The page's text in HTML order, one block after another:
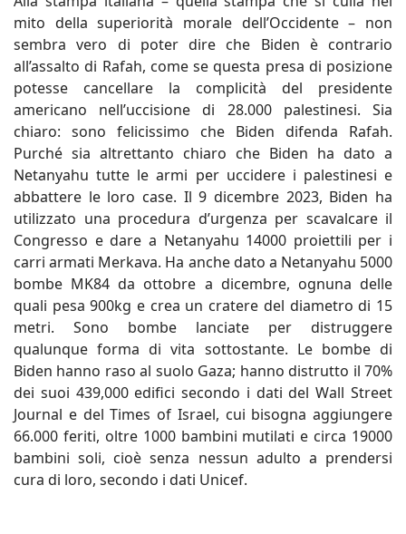
mito della superiorità morale dell’Occidente – non
sembra vero di poter dire che Biden è contrario
all’assalto di Rafah, come se questa presa di posizione
potesse cancellare la complicità del presidente
americano nell’uccisione di 28.000 palestinesi. Sia
chiaro: sono felicissimo che Biden difenda Rafah.
Purché sia altrettanto chiaro che Biden ha dato a
Netanyahu tutte le armi per uccidere i palestinesi e
abbattere le loro case. Il 9 dicembre 2023, Biden ha
utilizzato una procedura d’urgenza per scavalcare il
Congresso e dare a Netanyahu 14000 proiettili per i
carri armati Merkava. Ha anche dato a Netanyahu 5000
bombe MK84 da ottobre a dicembre, ognuna delle
quali pesa 900kg e crea un cratere del diametro di 15
metri. Sono bombe lanciate per distruggere
qualunque forma di vita sottostante. Le bombe di
Biden hanno raso al suolo Gaza; hanno distrutto il 70%
dei suoi 439,000 edifici secondo i dati del Wall Street
Journal e del Times of Israel, cui bisogna aggiungere
66.000 feriti, oltre 1000 bambini mutilati e circa 19000
bambini soli, cioè senza nessun adulto a prendersi
cura di loro, secondo i dati Unicef.